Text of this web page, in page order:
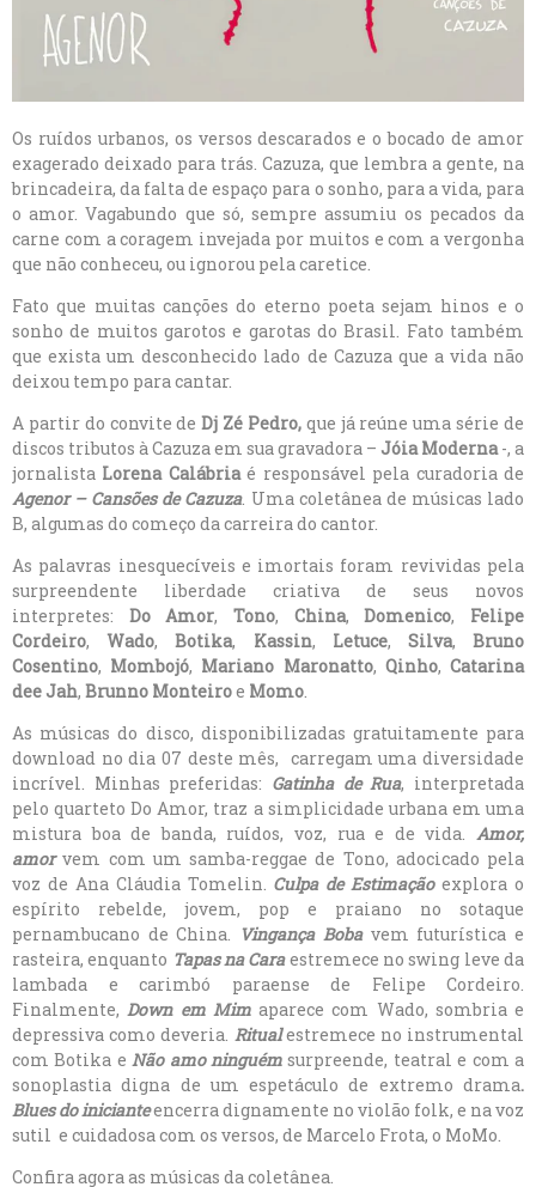
Os ruídos urbanos, os versos descarados e o bocado de amor
exagerado deixado para trás. Cazuza, que lembra a gente, na
brincadeira, da falta de espaço para o sonho, para a vida, para
o amor. Vagabundo que só, sempre assumiu os pecados da
carne com a coragem invejada por muitos e com a vergonha
que não conheceu, ou ignorou pela caretice.
Fato que muitas canções do eterno poeta sejam hinos e o
sonho de muitos garotos e garotas do Brasil. Fato também
que exista um desconhecido lado de Cazuza que a vida não
deixou tempo para cantar.
A partir do convite deDj Zé Pedro, que já reúne uma série de
discos tributos à Cazuza em sua gravadora – Jóia Moderna-, a
jornalista Lorena Calábriaé responsável pela curadoria de
Agenor – Cansões de Cazuza. Uma coletânea de músicas lado
B, algumas do começo da carreira do cantor.
As palavras inesquecíveis e imortais foram revividas pela
surpreendente liberdade criativa de seus novos
interpretes: Do Amor,Tono, China,Domenico, Felipe
Cordeiro,Wado,Botika, Kassin, Letuce, Silva,Bruno
Cosentino, Mombojó, Mariano Maronatto, Qinho,Catarina
dee Jah, Brunno Monteiroe Momo
As músicas do disco, disponibilizadas gratuitamente para
download no dia 07 deste mês, carregam uma diversidade
incrível. Minhas preferidas: Gatinha de Rua, interpretada
pelo quarteto Do Amor, traz a simplicidade urbana em uma
mistura boa de banda, ruídos, voz, rua e de vida. Amor,
amor vem com um samba-reggae de Tono, adocicado pela
voz de Ana Cláudia Tomelin. Culpa de Estimaçãoexplora o
espírito rebelde, jovem, pop e praiano no sotaque
pernambucano de China. Vingança Boba vem futurística e
rasteira, enquanto Tapas na Caraestremece no swing leve da
lambada e carimbó paraense de Felipe Cordeiro.
Finalmente, Down em Mim aparece com Wado, sombria e
depressiva como deveria. Ritual estremece no instrumental
com Botika e Não amo ninguém surpreende, teatral e com a
sonoplastia digna de um espetáculo de extremo drama.
Blues do inicianteencerra dignamente no violão folk, e na voz
sutil e cuidadosa com os versos, de Marcelo Frota, o MoMo.
Confira agora as músicas da coletânea.